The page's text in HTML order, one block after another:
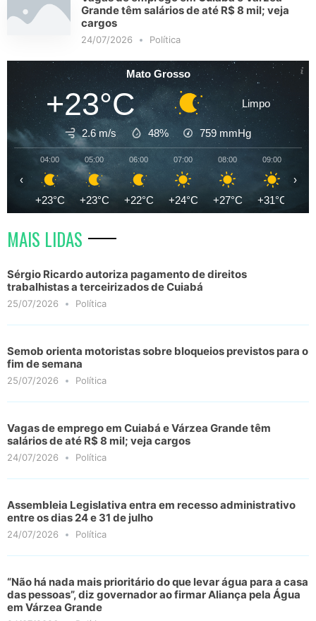
Grande têm salários de até R$ 8 mil; veja
cargos
24/07/2026 Política
Mato Grosso
+23°C Limpo
2.6 m/s 48% 759 mmHg
04:00
+23°C
05:00
+23°C
06:00
+22°C
07:00
+24°C
08:00
+27°C
09:00
+31°C
‹ ›
MAIS LIDAS
Sérgio Ricardo autoriza pagamento de direitos
trabalhistas a terceirizados de Cuiabá
25/07/2026 Política
Semob orienta motoristas sobre bloqueios previstos para o
fim de semana
25/07/2026 Política
Vagas de emprego em Cuiabá e Várzea Grande têm
salários de até R$ 8 mil; veja cargos
24/07/2026 Política
Assembleia Legislativa entra em recesso administrativo
entre os dias 24 e 31 de julho
24/07/2026 Política
“Não há nada mais prioritário do que levar água para a casa
das pessoas”, diz governador ao firmar Aliança pela Água
em Várzea Grande